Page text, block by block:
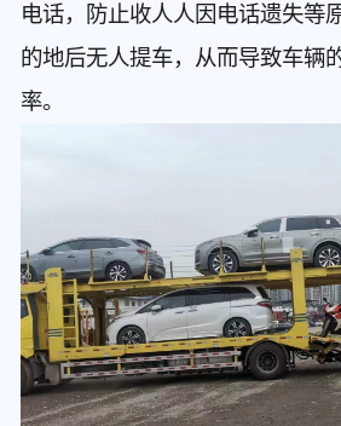
电话，防止收人人因电话遗失等
的地后无人提车，从而导致车辆
率。